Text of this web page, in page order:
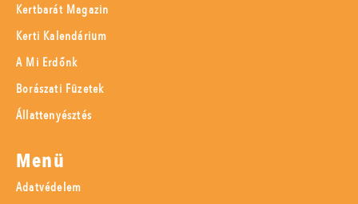
Kertbarát Magazin
Kerti Kalendárium
A Mi Erdőnk
Borászati Füzetek
Állattenyésztés
Menü
Adatvédelem